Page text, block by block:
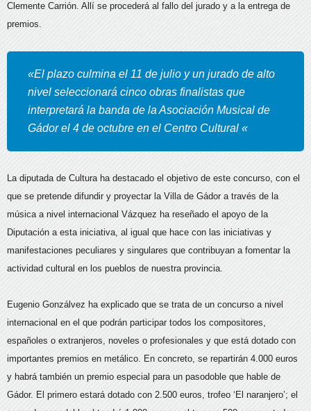
Clemente Carrión. Allí se procederá al fallo del jurado y a la entrega de
premios.
«El plazo culmina el 11 de julio y un jurado de alto
nivel seleccionará cinco obras finalistas que
interpretará la banda de la Asociación Musical de
Gádor el 4 de octubre en el Centro Cultural «
La diputada de Cultura ha destacado el objetivo de este concurso, con el
que se pretende difundir y proyectar la Villa de Gádor a través de la
música a nivel internacional Vázquez ha reseñado el apoyo de la
Diputación a esta iniciativa, al igual que hace con las iniciativas y
manifestaciones peculiares y singulares que contribuyan a fomentar la
actividad cultural en los pueblos de nuestra provincia.
Eugenio Gonzálvez ha explicado que se trata de un concurso a nivel
internacional en el que podrán participar todos los compositores,
españoles o extranjeros, noveles o profesionales y que está dotado con
importantes premios en metálico. En concreto, se repartirán 4.000 euros
y habrá también un premio especial para un pasodoble que hable de
Gádor. El primero estará dotado con 2.500 euros, trofeo ‘El naranjero’; el